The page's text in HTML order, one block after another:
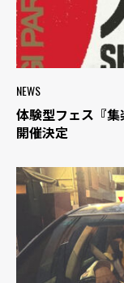
NEWS
体験型フェス『
開催決定